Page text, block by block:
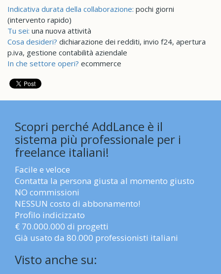
Indicativa durata della collaborazione: pochi giorni
(intervento rapido)
Tu sei: una nuova attività
Cosa desideri? dichiarazione dei redditi, invio f24, apertura
p.iva, gestione contabilità aziendale
In che settore operi? ecommerce
Scopri perché AddLance è il
sistema più professionale per i
freelance italiani!
Facile e veloce
Contatta la persona giusta al momento giusto
NO commissioni
NESSUN costo di abbonamento!
Profilo indicizzato
€ 70.000.000 di progetti
Già usato da 80.000 professionisti italiani
Visto anche su: